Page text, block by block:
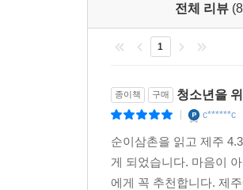
전체 리뷰
1
종이책 구매 청소년을
c******c
순이삼촌을 읽고 제주
게 되었습니다. 마음이
에게 꼭 추천합니다. 제